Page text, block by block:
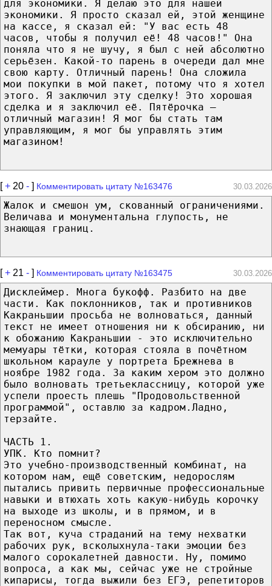
для экономики. Я делаю это для нашей
экономики. Я просто сказал ей, этой женщине
на кассе, я сказал ей: "У вас есть 48
часов, чтобы я получил её! 48 часов!" Она
поняла что я не шучу, я был с ней абсолютно
серьёзен. Какой-то парень в очереди дал мне
свою карту. Отличный парень! Она сложила
мои покупки в мой пакет, потому что я хотел
этого. Я заключил эту сделку! Это хорошая
сделка и я заключил её. Пятёрочка —
отличный магазин! Я мог бы стать там
управляющим, я мог бы управлять этим
магазином!
[+ 20 - ] Комментировать цитату №163476 30.03.2026
Жалок и смешон ум, скованный ограничениями.
Величава и монументальна глупость, не
знающая границ.
[+ 21 - ] Комментировать цитату №163475 30.03.2026
Дисклеймер. Многа букофф. Разбито на две
части. Как поклонников, так и противников
Какраньшии просьба не волноваться, данный
текст не имеет отношения ни к обсиранию, ни
к обожанию Какраньшии - это исключительно
мемуары тётки, которая стояла в почётном
школьном карауле у портрета Брежнева в
ноябре 1982 года. За каким хером это должно
было волновать третьеклассницу, которой уже
успели проесть плешь "Продовольственной
программой", оставлю за кадром.Ладно,
терзайте.
ЧАСТЬ 1.
УПК. Кто помнит?
Это учебно-производственный комбинат, на
котором нам, ещё советским, недорослям
пытались привить первичные профессиональные
навыки и втюхать хоть какую-нибудь корочку
на выходе из школы, и в прямом, и в
переносном смысле.
Так вот, куча страданий на тему нехватки
рабочих рук, всколыхнула-таки эмоции без
малого сорокалетней давности. Ну, помимо
вопроса, а как мы, сейчас уже не стройные
кипарисы, тогда выжили без ЕГЭ, репетиторов